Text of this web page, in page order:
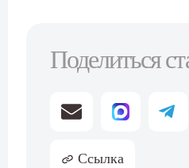
Поделиться
Cсылка